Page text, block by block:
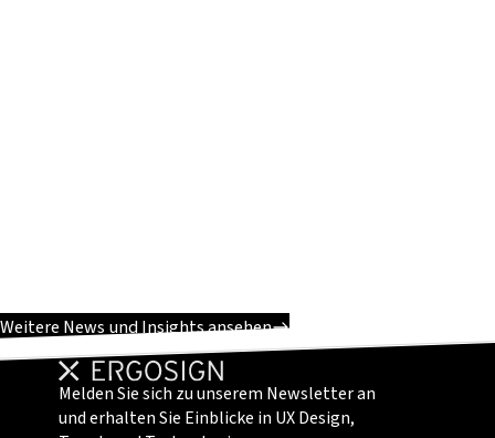
Weitere News und Insights ansehen
Melden Sie sich zu unserem Newsletter an
und erhalten Sie Einblicke in UX Design,